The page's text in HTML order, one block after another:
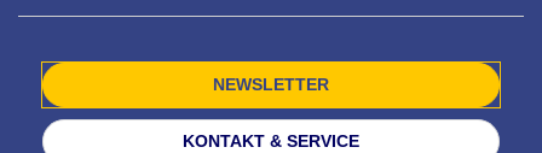
NEWSLETTER
KONTAKT & SERVICE